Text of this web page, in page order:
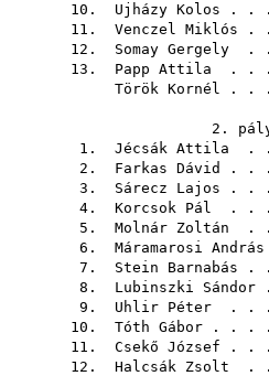
10. Ujházy Kolos . .
11. Venczel Miklós .
12. Somay Gergely .
13. Papp Attila . .
Török Kornél . .
2.
1. Jécsák Attila .
2. Farkas Dávid . .
3. Sárecz Lajos . .
4. Korcsok Pál . .
5. Molnár Zoltán .
6. Máramarosi András
7. Stein Barnabás .
8. Lubinszki Sándor
9. Uhlir Péter . .
10. Tóth Gábor . . .
11. Csekő József . .
12. Halcsák Zsolt .